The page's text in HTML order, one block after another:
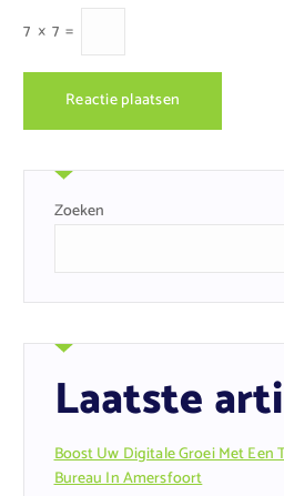
7 × 7 =
Zoeken
Laatste
Boost Uw Digitale Groei Met Een
Bureau In Amersfoort